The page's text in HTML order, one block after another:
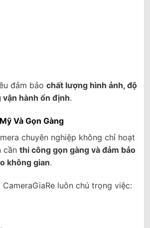
đảm bảo chất lượng hình ảnh, độ
vận hành ổn định.
Và Gọn Gàng
chuyên nghiệp không chỉ hoạt
cần thi công gọn gàng và đảm bảo
không gian.
luôn chú trọng việc: